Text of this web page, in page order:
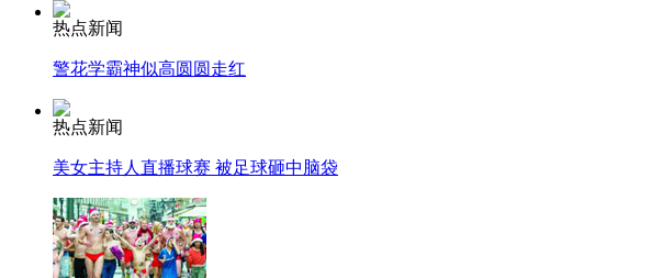
司机酒驾遇交警 急速倒车逃窜
热点新闻
警花学霸神似高圆圆走红
热点新闻
美女主持人直播球赛 被足球砸中脑袋